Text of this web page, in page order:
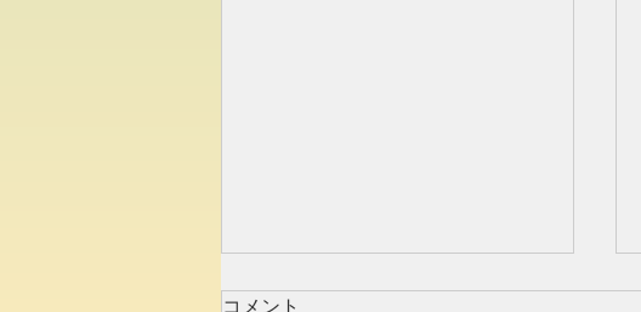
コメント